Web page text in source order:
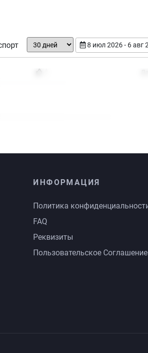
8 июл 2026 - 6 авг
ИНФОРМАЦИЯ
Политика
FAQ
Реквизиты
Пользовательское Соглашение